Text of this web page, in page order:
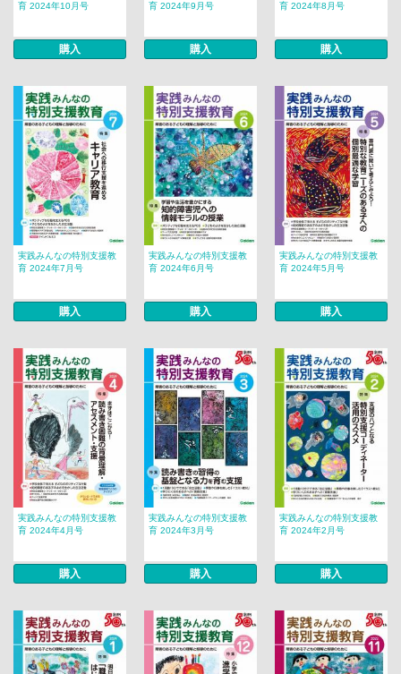
育 2024年10月号
購入
育 2024年9月号
購入
育 2024年8月号
購入
実践みんなの特別支援教
育 2024年7月号
購入
実践みんなの特別支援教
育 2024年6月号
購入
実践みんなの特別支援教
育 2024年5月号
購入
実践みんなの特別支援教
育 2024年4月号
購入
実践みんなの特別支援教
育 2024年3月号
購入
実践みんなの特別支援教
育 2024年2月号
購入